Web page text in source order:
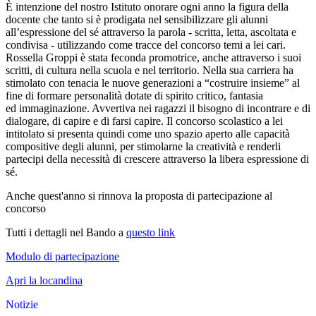
È intenzione del nostro Istituto onorare ogni anno la figura della
docente che tanto si è prodigata nel sensibilizzare gli alunni
all’espressione del sé attraverso la parola - scritta, letta, ascoltata e
condivisa - utilizzando come tracce del concorso temi a lei cari.
Rossella Groppi è stata feconda promotrice, anche attraverso i suoi
scritti, di cultura nella scuola e nel territorio. Nella sua carriera ha
stimolato con tenacia le nuove generazioni a “costruire insieme” al
fine di formare personalità dotate di spirito critico, fantasia
ed immaginazione. Avvertiva nei ragazzi il bisogno di incontrare e di
dialogare, di capire e di farsi capire. Il concorso scolastico a lei
intitolato si presenta quindi come uno spazio aperto alle capacità
compositive degli alunni, per stimolarne la creatività e renderli
partecipi della necessità di crescere attraverso la libera espressione di
sé.
Anche quest'anno si rinnova la proposta di partecipazione al
concorso
Tutti i dettagli nel Bando a questo link
Modulo di partecipazione
Apri la locandina
Notizie